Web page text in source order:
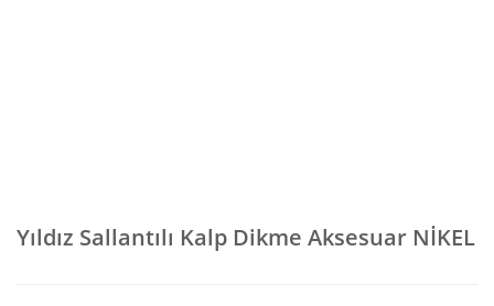
Yıldız Sallantılı Kalp Dikme Aksesuar NİKEL